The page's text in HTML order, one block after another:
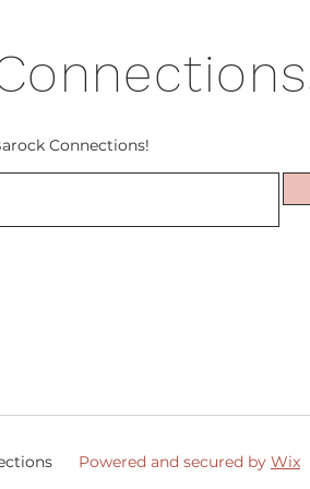
Connections!
Powered and secured by Wix